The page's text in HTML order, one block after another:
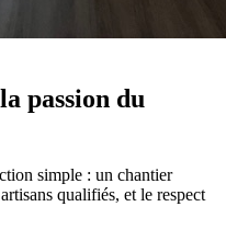
passion du
simple : un chantier
qualifiés, et le respect